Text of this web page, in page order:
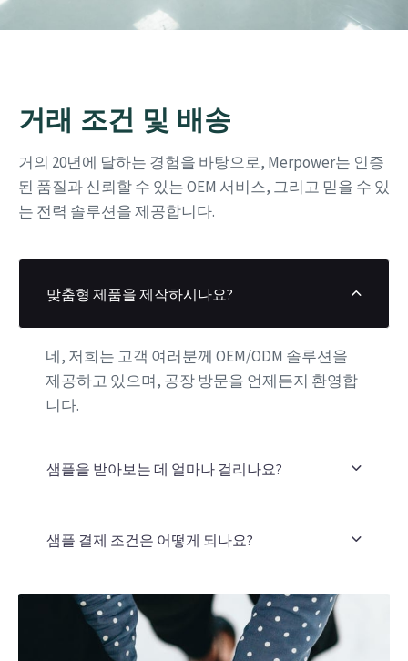
9
9
5
7
8
9
6
8
9
4
6
7
8
9
74
7
8
거래 조건 및 배송
거의 20년에 달하는 경험을 바탕으로, Merpower는 인증
된 품질과 신뢰할 수 있는 OEM 서비스, 그리고 믿을 수 있
는 전력 솔루션을 제공합니다.
맞춤형 제품을 제작하시나요?
네, 저희는 고객 여러분께 OEM/ODM 솔루션을
제공하고 있으며, 공장 방문을 언제든지 환영합
니다.
샘플을 받아보는 데 얼마나 걸리나요?
샘플 결제 조건은 어떻게 되나요?